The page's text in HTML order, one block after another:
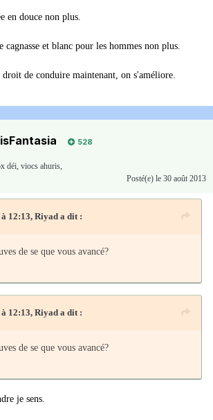
en douce non plus.
et blanc pour les hommes non plus.
de conduire maintenant, on s'améliore.
528
déi, viocs ahuris,
Posté(e) le 30 août 2013
12:13, Riyad a dit :
de se que vous avancé?
12:13, Riyad a dit :
de se que vous avancé?
je sens.